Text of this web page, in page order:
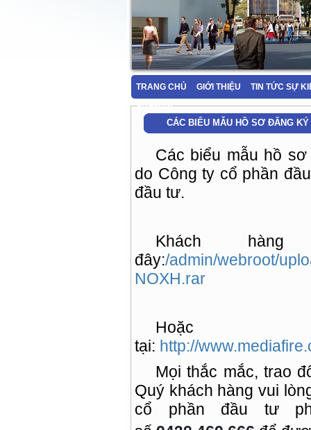
TRANG CHỦ GIỚI THIỆU
TIN TỨC SỰ
SITEMAP
CÁC BIỂU MẪU HỒ SƠ ĐĂNG
Các biểu mẫu hồ
do Công ty cổ phần
đầu tư.
Khách
đây:/admin/webroot/
NOXH.rar
Hoặc
tại: http://
Mọi thắc mắc, trao
Quý khách hàng vui
cổ phần đầu tư